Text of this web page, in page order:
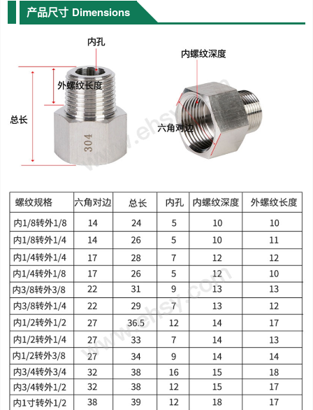
产品尺寸 Dimensions